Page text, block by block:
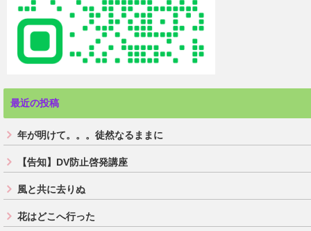
最近の投稿
年が明けて。。。徒然なるままに
【告知】DV防止啓発講座
風と共に去りぬ
花はどこへ行った